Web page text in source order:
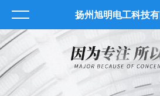
扬州旭明电工科技